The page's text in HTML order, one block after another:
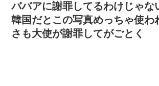
ババアに謝罪してるわけじゃな
韓国だとこの写真めっちゃ使わ
さも大使が謝罪してがごとく